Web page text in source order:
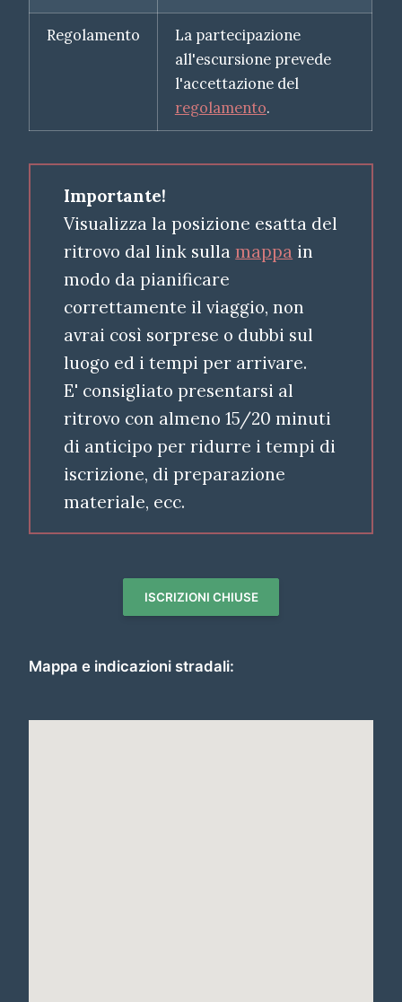
Regolamento
La partecipazione
all'escursione prevede
l'accettazione del
regolamento.
Importante!
Visualizza la posizione esatta del
ritrovo dal link sullamappa in
modo da pianificare
correttamente il viaggio, non
avrai così sorprese o dubbi sul
luogo ed i tempi per arrivare.
E' consigliato presentarsi al
ritrovo con almeno 15/20 minuti
di anticipo per ridurre i tempi di
iscrizione, di preparazione
materiale, ecc.
ISCRIZIONI CHIUSE
Mappa e indicazioni stradali: